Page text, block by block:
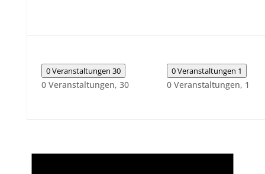
0 Veranstaltungen 30
0 Veranstaltungen, 30
0 Veranstaltungen 1
0 Veranstaltungen, 1